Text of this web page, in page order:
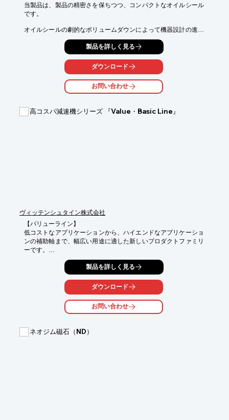
当製品は、製品の精密さを保ちつつ、コンパクトなオイルシール
です。
オイルシールの劇的なボリュームダウンによって機器設計の進化
スペースの有効活用による機器開発の自由度を飛躍的に向上、省
スペース設計に貢献いたします。
当社では、お客様のご要望によりオイルシールの寸法設計を行
い、好適なサイズのご提案をさせていただいております。
特にロボット、AGV、モーター、減速機、軸受などの製造メーカ
また評価用ラインナップもございますので、お気軽にお問い合わ
せください。
※詳しくはPDF資料をご覧いただくか、お気軽にお問い合わせ下
さい。
製品を詳しく見る
ダウンロード
お問い合わせ
高コスパ減速機シリーズ 『Value・Basic Line』
ヴィッテンシュタイン株式会社
【バリューライン】
低コストなアプリケーションから、ハイエンドなアプリケーショ
ンの補助軸まで、幅広い用途に適した新しいプロダクトファミリ
ーです。
それぞれ特長の異なる10機種（NP, NPL, NPS, NPT, NPR, NPK,
NPLK, NPSK, NPTK, NPRK）の減速機のラインナップから成り
立っています。
【ベーシックライン】
「優れた適応性」のモットーを体現するものです。
特長の異なる6機種（CP、 CPS、 CPK、 CPSK、 CVH、
製品を詳しく見る
ダウンロード
お問い合わせ
ネオジム磁石（ND）